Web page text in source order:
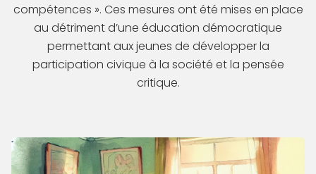
compétences ». Ces mesures ont été mises en place
au détriment d’une éducation démocratique
permettant aux jeunes de développer la
participation civique à la société et la pensée
critique.